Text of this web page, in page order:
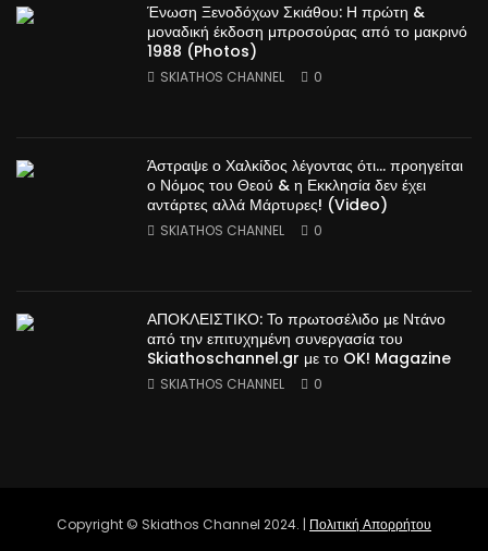
Ένωση Ξενοδόχων Σκιάθου: Η πρώτη &
μοναδική έκδοση μπροσούρας από το μακρινό
1988 (Photos)
SKIATHOS CHANNEL 0
Άστραψε ο Χαλκίδος λέγοντας ότι… προηγείται
ο Νόμος του Θεού & η Εκκλησία δεν έχει
αντάρτες αλλά Μάρτυρες! (Video)
SKIATHOS CHANNEL 0
ΑΠΟΚΛΕΙΣΤΙΚΟ: Το πρωτοσέλιδο με Ντάνο
από την επιτυχημένη συνεργασία του
Skiathoschannel.gr με το OK! Magazine
SKIATHOS CHANNEL 0
Copyright © Skiathos Channel 2024. | Πολιτική Απορρήτου